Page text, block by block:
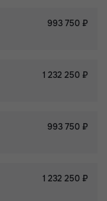
993 750 ₽
1 232 250 ₽
993 750 ₽
1 232 250 ₽